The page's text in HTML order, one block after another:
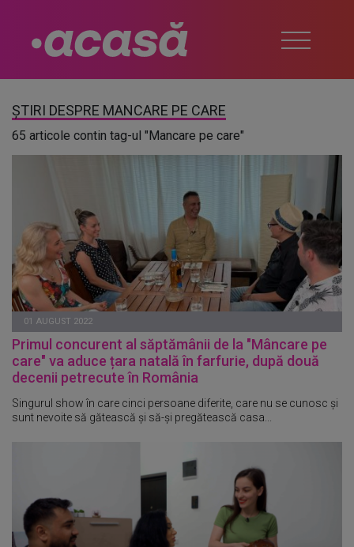
ȘTIRI DESPRE MANCARE PE CARE
65 articole contin tag-ul "Mancare pe care"
01 AUGUST 2022
Primul concurent al săptămânii de la "Mâncare pe
care" va aduce țara natală în farfurie, după două
decenii petrecute în România
Singurul show în care cinci persoane diferite, care nu se cunosc și
sunt nevoite să gătească și să-și pregătească casa...